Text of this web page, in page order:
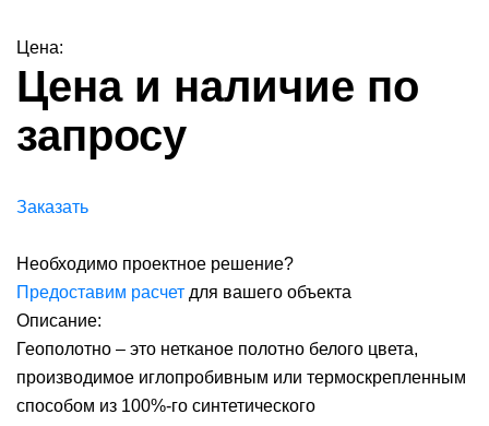
Цена:
Цена и наличие по
запросу
Заказать
Необходимо проектное решение?
Предоставим расчет для вашего объекта
Описание:
Геополотно – это нетканое полотно белого цвета,
производимое иглопробивным или термоскрепленным
способом из 100%-го синтетического